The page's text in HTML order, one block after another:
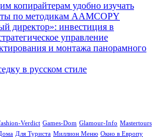
копирайтерам удобно изучать
по методикам AAMCOPY
директор»: инвестиция в
управление
и монтажа панорамного
в русском стиле
Verdict Games-Dom Glamour-Info Mastertours
Для Туриста Миллион Меню Окно в Европу